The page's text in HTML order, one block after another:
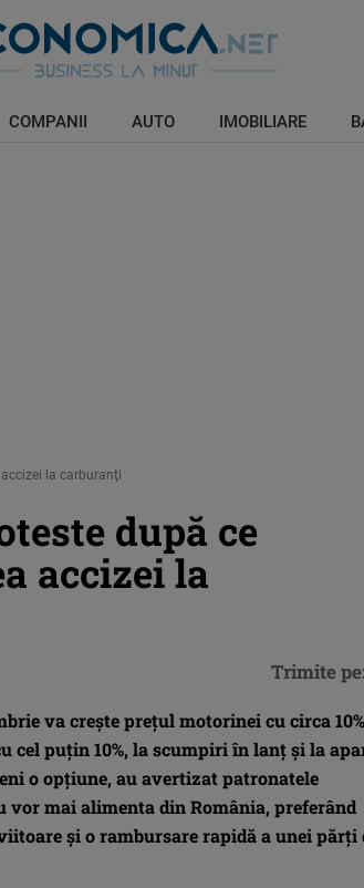
COMPANII AUTO IMOBILIARE
la carburanţi
după ce
accizei la
va creşte preţul motorinei cu circa
cel puţin 10%, la scumpiri în lanţ şi la
o opţiune, au avertizat patronatele
mai alimenta din România, preferând
şi o rambursare rapidă a unei părţi
Trimite